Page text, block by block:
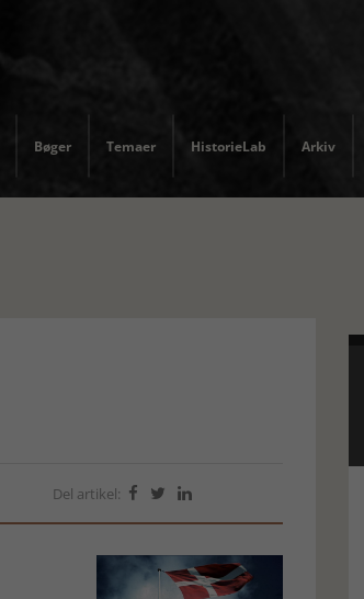
Bøger Temaer HistorieLab Arkiv
Del artikel:   